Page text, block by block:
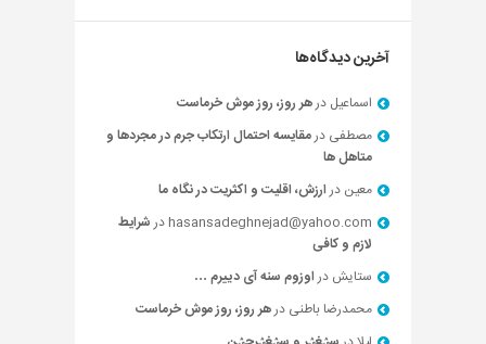
آخرین دیدگاه‌ها
اسماعیل درهر روز، روز موش خرماست
مصطفی درمقایسه احتمال ارتکاب جرم در مجردها و
متاهل ها
معین درارزش، اقلیت و اکثریت در نگاه ما
hasansadeghnejad@yahoo.com درشرایط
لازم و کافی
ستایش دراوزوم سنه آی دییرم …
محمدرضا باطنی درهر روز، روز موش خرماست